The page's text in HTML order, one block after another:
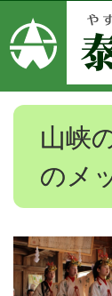
山峡
のメ